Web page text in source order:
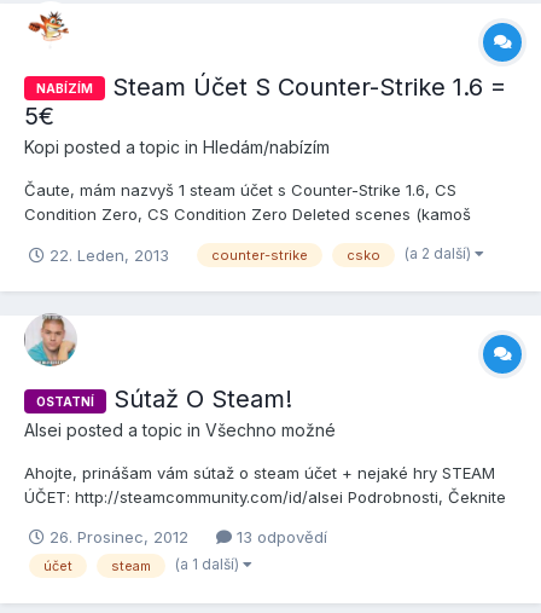
NABÍZÍM
Steam Účet S Counter-Strike 1.6 =
5€
Kopi posted a topic in Hledám/nabízím
Čaute, mám nazvyš 1 steam účet s Counter-Strike 1.6, CS
Condition Zero, CS Condition Zero Deleted scenes (kamoš
kúpil..platba PayPal... !BLBÉ REČI SI NAPCHAJTE VIETE KAM!
22. Leden, 2013 counter-strike csko (a 2 další)
OSTATNÍ Sútaž O Steam!
Alsei posted a topic in Všechno možné
Ahojte, prinášam vám sútaž o steam účet + nejaké hry STEAM
ÚČET: http://steamcommunity.com/id/alsei Podrobnosti, Čeknite
http://www.youtube.com/watch?v=8UmjEWdlSks NENI TO FAKE!!!
26. Prosinec, 2012 13 odpovědí
účet steam (a 1 další)